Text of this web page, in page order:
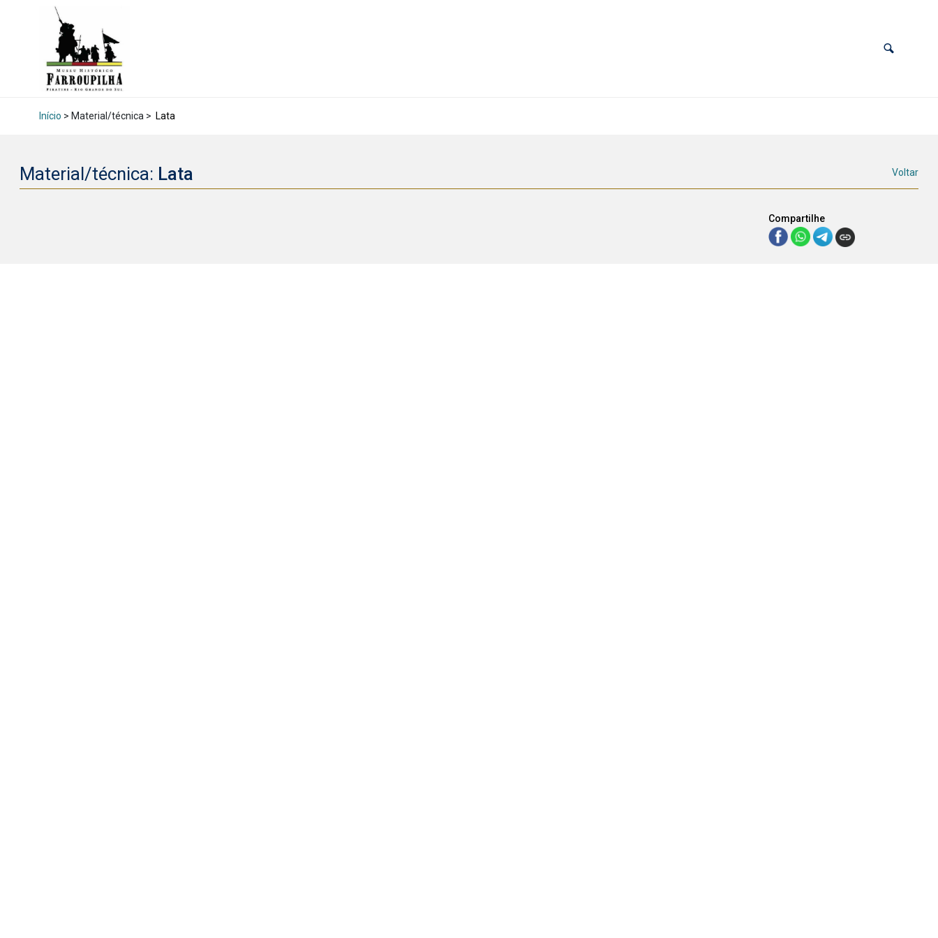
Início > Material/técnica > Lata
Material/técnica: Lata Voltar
Compartilhe